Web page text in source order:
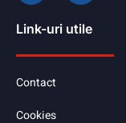
Link-uri utile
Contact
Cookies